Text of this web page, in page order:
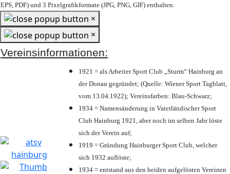
EPS, PDF) und 3 Pixelgrafikformate (JPG, PNG, GIF) enthalten.
×
×
Vereinsinformationen:
1921 = als Arbeiter Sport Club „Sturm“ Hainburg an
der Donau gegründet; (Quelle: Wiener Sport Tagblatt,
vom 13.04.1922); Vereinsfarben: Blau-Schwarz;
1934 = Namensänderung in Vaterländischer Sport
Club Hainburg 1921, aber noch im selben Jahr löste
sich der Verein auf;
1919 = Gründung Hainburger Sport Club, welcher
sich 1932 auflöste;
1934 = entstand aus den beiden aufgelösten Vereinen